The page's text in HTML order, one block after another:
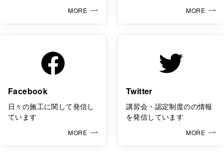
MORE MORE
Facebook
日々の施工に関して発信し
ています
MORE
Twitter
講習会・認定制度のの情報
を発信しています
MORE